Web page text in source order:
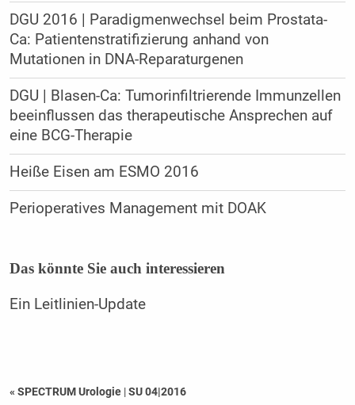
DGU 2016 | Paradigmenwechsel beim Prostata-
Ca: Patientenstratifizierung anhand von
Mutationen in DNA-Reparaturgenen
DGU | Blasen-Ca: Tumorinfiltrierende Immunzellen
beeinflussen das therapeutische Ansprechen auf
eine BCG-Therapie
Heiße Eisen am ESMO 2016
Perioperatives Management mit DOAK
Das könnte Sie auch interessieren
Ein Leitlinien-Update
« SPECTRUM Urologie |SU 04|2016